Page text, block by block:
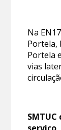
Na
Portela,
Portela
vias